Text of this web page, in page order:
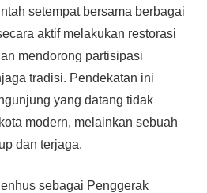
setempat bersama berbagai
aktif melakukan restorasi
mendorong partisipasi
tradisi. Pendekatan ini
yang datang tidak
modern, melainkan sebuah
dan terjaga.
sebagai Penggerak